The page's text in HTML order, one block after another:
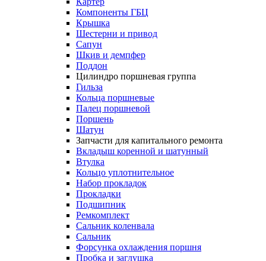
Компоненты ГБЦ
Крышка
Шестерни и привод
Сапун
Шкив и демпфер
Поддон
Цилиндро поршневая группа
Гильза
Кольца поршневые
Палец поршневой
Поршень
Шатун
Запчасти для капитального ремонта
Вкладыш коренной и шатунный
Втулка
Кольцо уплотнительное
Набор прокладок
Прокладки
Подшипник
Ремкомплект
Сальник коленвала
Сальник
Форсунка охлаждения поршня
Пробка и заглушка